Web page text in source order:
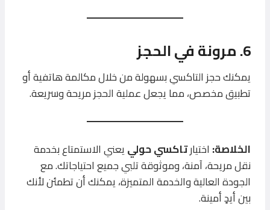
6. مرونة في الحجز
يمكنك حجز التاكسي بسهولة من خلال مكالمة هاتفية أو
تطبيق مخصص، مما يجعل عملية الحجز مريحة وسريعة.
الخلاصة: اختيارتاكسي حولييعني الاستمتاع بخدمة
نقل مريحة، آمنة، وموثوقة تلبي جميع احتياجاتك. مع
الجودة العالية والخدمة المتميزة، يمكنك أن تطمئن لأنك
بين أيدٍ أمينة.